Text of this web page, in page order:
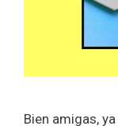
Bien amigas,